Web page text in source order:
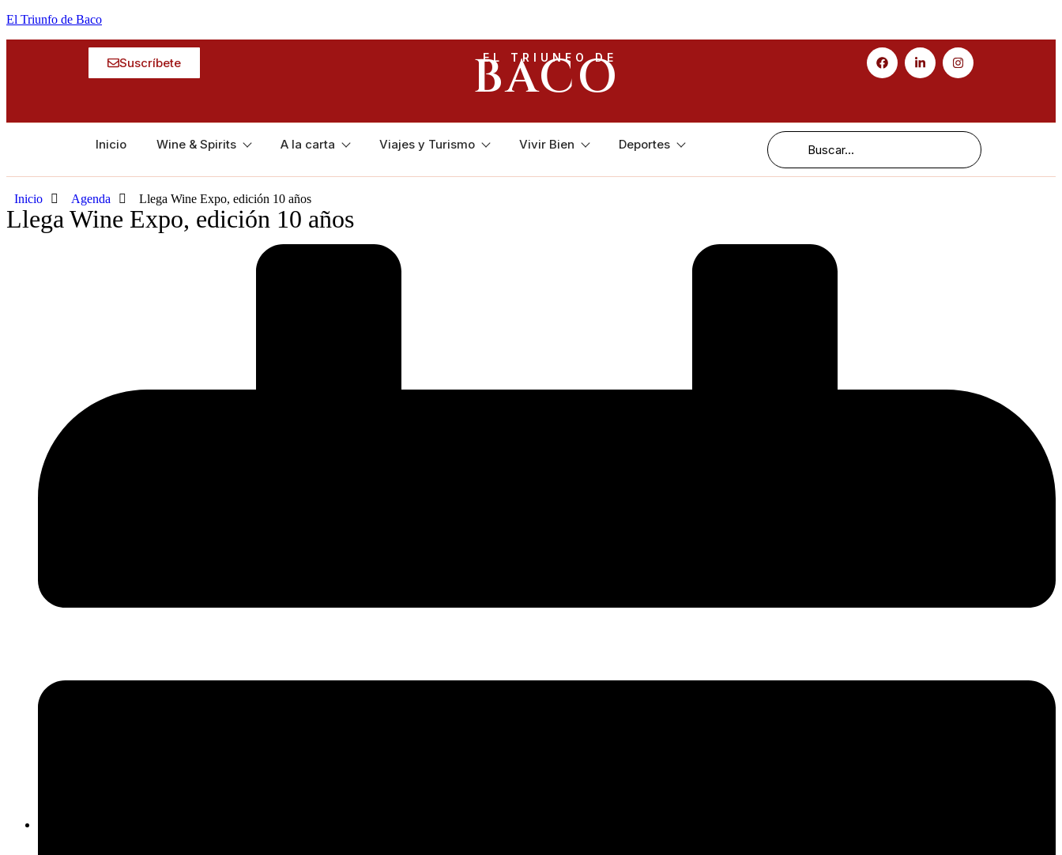
El Triunfo de Baco
Suscríbete EL TRIUNFO DE
BACO
Inicio Wine & Spirits A la carta Viajes y Turismo Vivir Bien Deportes Search
Inicio Agenda Llega Wine Expo, edición 10 años
Llega Wine Expo, edición 10 años